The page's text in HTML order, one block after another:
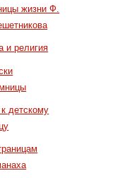
жизни Ф.
и религия
детскому